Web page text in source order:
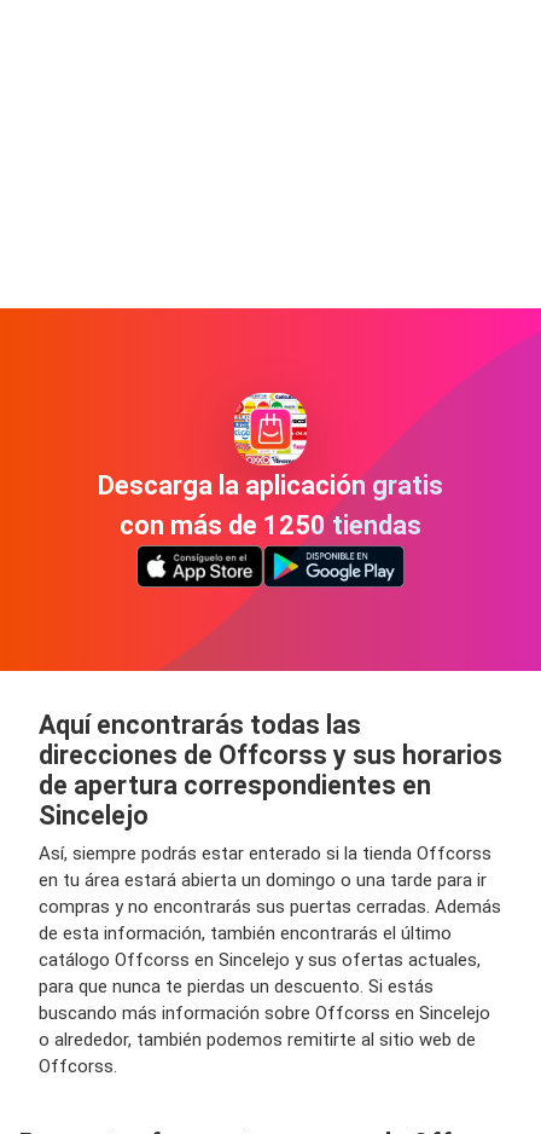
Descarga la aplicación gratis
con más de 1250 tiendas
Aquí encontrarás todas las
direcciones de Offcorss y sus horarios
de apertura correspondientes en
Sincelejo
Así, siempre podrás estar enterado si la tienda Offcorss
en tu área estará abierta un domingo o una tarde para ir
compras y no encontrarás sus puertas cerradas. Además
de esta información, también encontrarás el último
catálogo Offcorss en Sincelejo y sus ofertas actuales,
para que nunca te pierdas un descuento. Si estás
buscando más información sobre Offcorss en Sincelejo
o alrededor, también podemos remitirte al sitio web de
Offcorss.